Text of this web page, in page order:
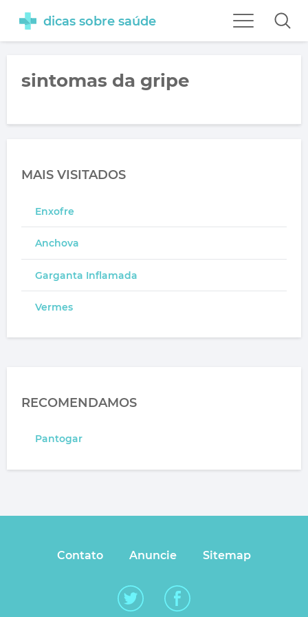
dicas sobre saúde
sintomas da gripe
MAIS VISITADOS
Enxofre
Anchova
Garganta Inflamada
Vermes
RECOMENDAMOS
Pantogar
Contato Anuncie Sitemap